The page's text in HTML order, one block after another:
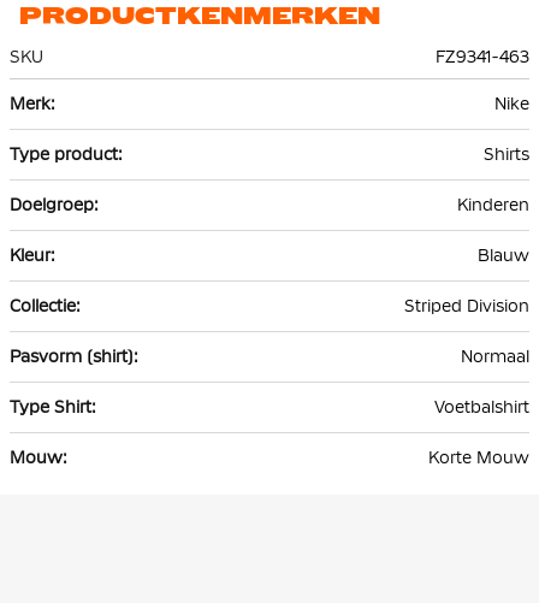
PRODUCTKENMERKEN
SKU
FZ9341-463
informatie
Nike
Shirts
Kinderen
Blauw
Striped Division
Normaal
Voetbalshirt
Korte Mouw